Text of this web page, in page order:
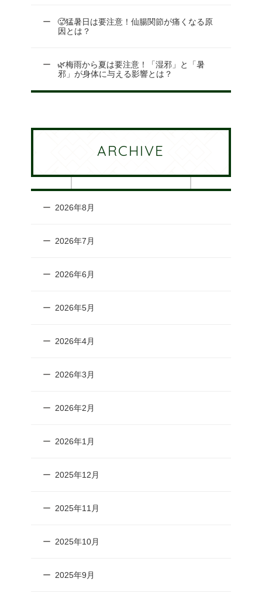
🥵猛暑日は要注意！仙腸関節が痛くなる原
因とは？
🌿梅雨から夏は要注意！「湿邪」と「暑
邪」が身体に与える影響とは？
ARCHIVE
2026年8月
2026年7月
2026年6月
2026年5月
2026年4月
2026年3月
2026年2月
2026年1月
2025年12月
2025年11月
2025年10月
2025年9月